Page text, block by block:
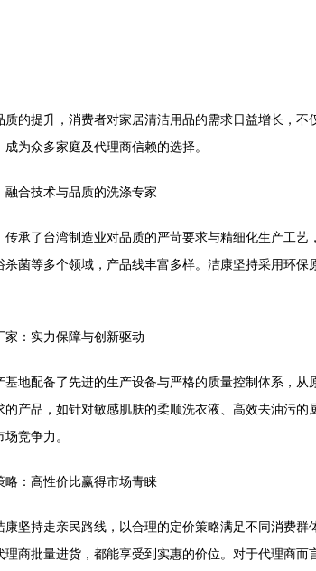
质的提升，消费者对家居清洁用品的需求日益增长，
为众多家庭及代理商信赖的选择。
融合技术与品质的洗涤专家
传承了台湾制造业对品质的严苛要求与精细化生产工
杀菌等多个领域，产品线丰富多样。洁康坚持采用环
家：实力保障与创新驱动
基地配备了先进的生产设备与严格的质量控制体系，
的产品，如针对敏感肌肤的柔顺洗衣液、高效去油污
竞争力。
略：高性价比赢得市场青睐
康坚持走亲民路线，以合理的定价策略满足不同消费
理商批量进货，都能享受到实惠的价位。对于代理商